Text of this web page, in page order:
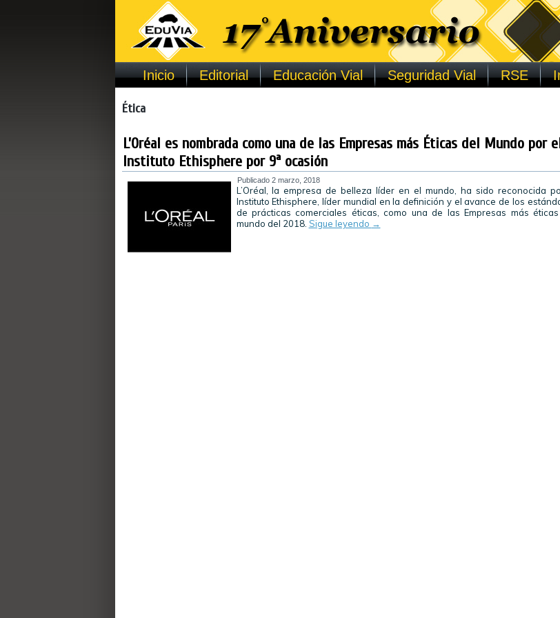
Inicio Editorial Educación Vial Seguridad Vial RSE
Ética
L’Oréal es nombrada como una de las Empresas más Éticas del Mundo por
Instituto Ethisphere por 9ª ocasión
Publicado 2 marzo, 2018
L’Oréal, la empresa de belleza líder en el mundo, ha sido reconocida
Instituto Ethisphere, líder mundial en la definición y el avance de los
de prácticas comerciales éticas, como una de las Empresas más
mundo del 2018. Sigue leyendo →